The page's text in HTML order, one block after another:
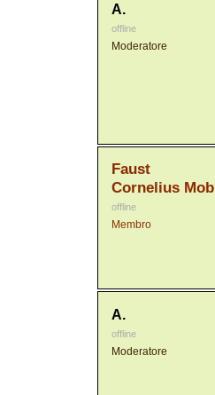
A.
offline
Moderatore
Faust
Cornelius Mob
offline
Membro
A.
offline
Moderatore